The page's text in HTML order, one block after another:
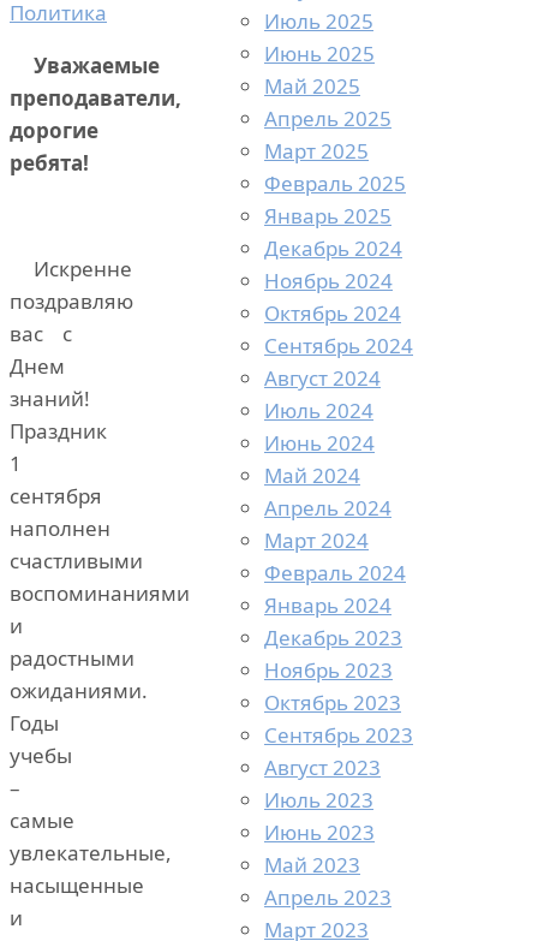
Политика
Уважаемые
преподаватели,
дорогие
ребята!
Искренне
поздравляю
вас с
Днем
знаний!
Праздник
1
сентября
наполнен
счастливыми
воспоминаниями
и
радостными
ожиданиями.
Годы
учебы
–
самые
увлекательные,
насыщенные
и
Июль 2025
Июнь 2025
Май 2025
Апрель 2025
Март 2025
Февраль 2025
Январь 2025
Декабрь 2024
Ноябрь 2024
Октябрь 2024
Сентябрь 2024
Август 2024
Июль 2024
Июнь 2024
Май 2024
Апрель 2024
Март 2024
Февраль 2024
Январь 2024
Декабрь 2023
Ноябрь 2023
Октябрь 2023
Сентябрь 2023
Август 2023
Июль 2023
Июнь 2023
Май 2023
Апрель 2023
Март 2023